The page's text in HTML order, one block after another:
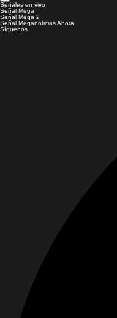
Señales en vivo
Señal Mega
Señal Mega 2
Señal Meganoticias Ahora
Síguenos